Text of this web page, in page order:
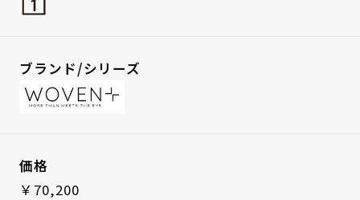
ブランド/シリーズ
価格
￥70,200